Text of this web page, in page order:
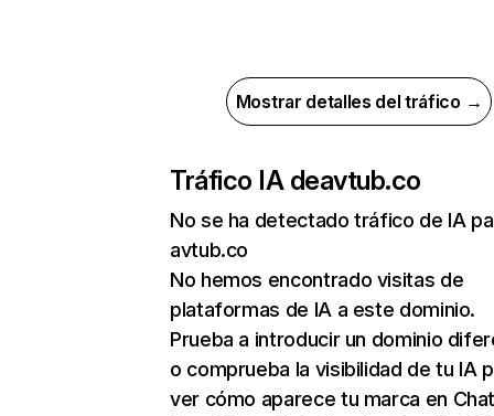
Mostrar detalles del tráfico →
Tráfico IA deavtub.co
No se ha detectado tráfico de IA
avtub.co
No hemos encontrado visitas de
plataformas de IA a este dominio.
Prueba a introducir un dominio
o comprueba la visibilidad de tu IA
ver cómo aparece tu marca en